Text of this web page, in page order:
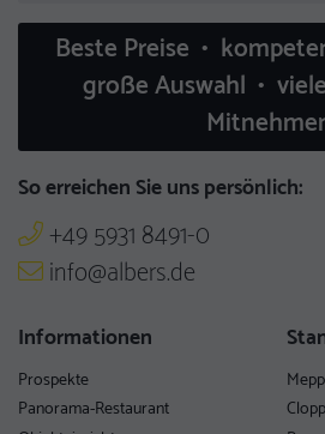
Beste Preise •
große Auswahl •
So erreichen Sie uns persönlich:
+49 5931 8491-0
info@albers.de
Informationen
Prospekte
Panorama-Restaurant